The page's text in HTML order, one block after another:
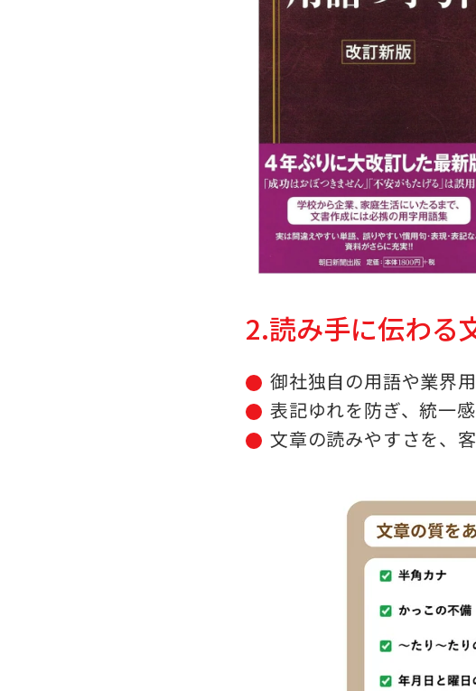
2.読み手に伝わる
御社独自の用語や業界
表記ゆれを防ぎ、統一
文章の読みやすさを、